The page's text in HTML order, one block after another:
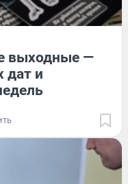
выходные —
дат и